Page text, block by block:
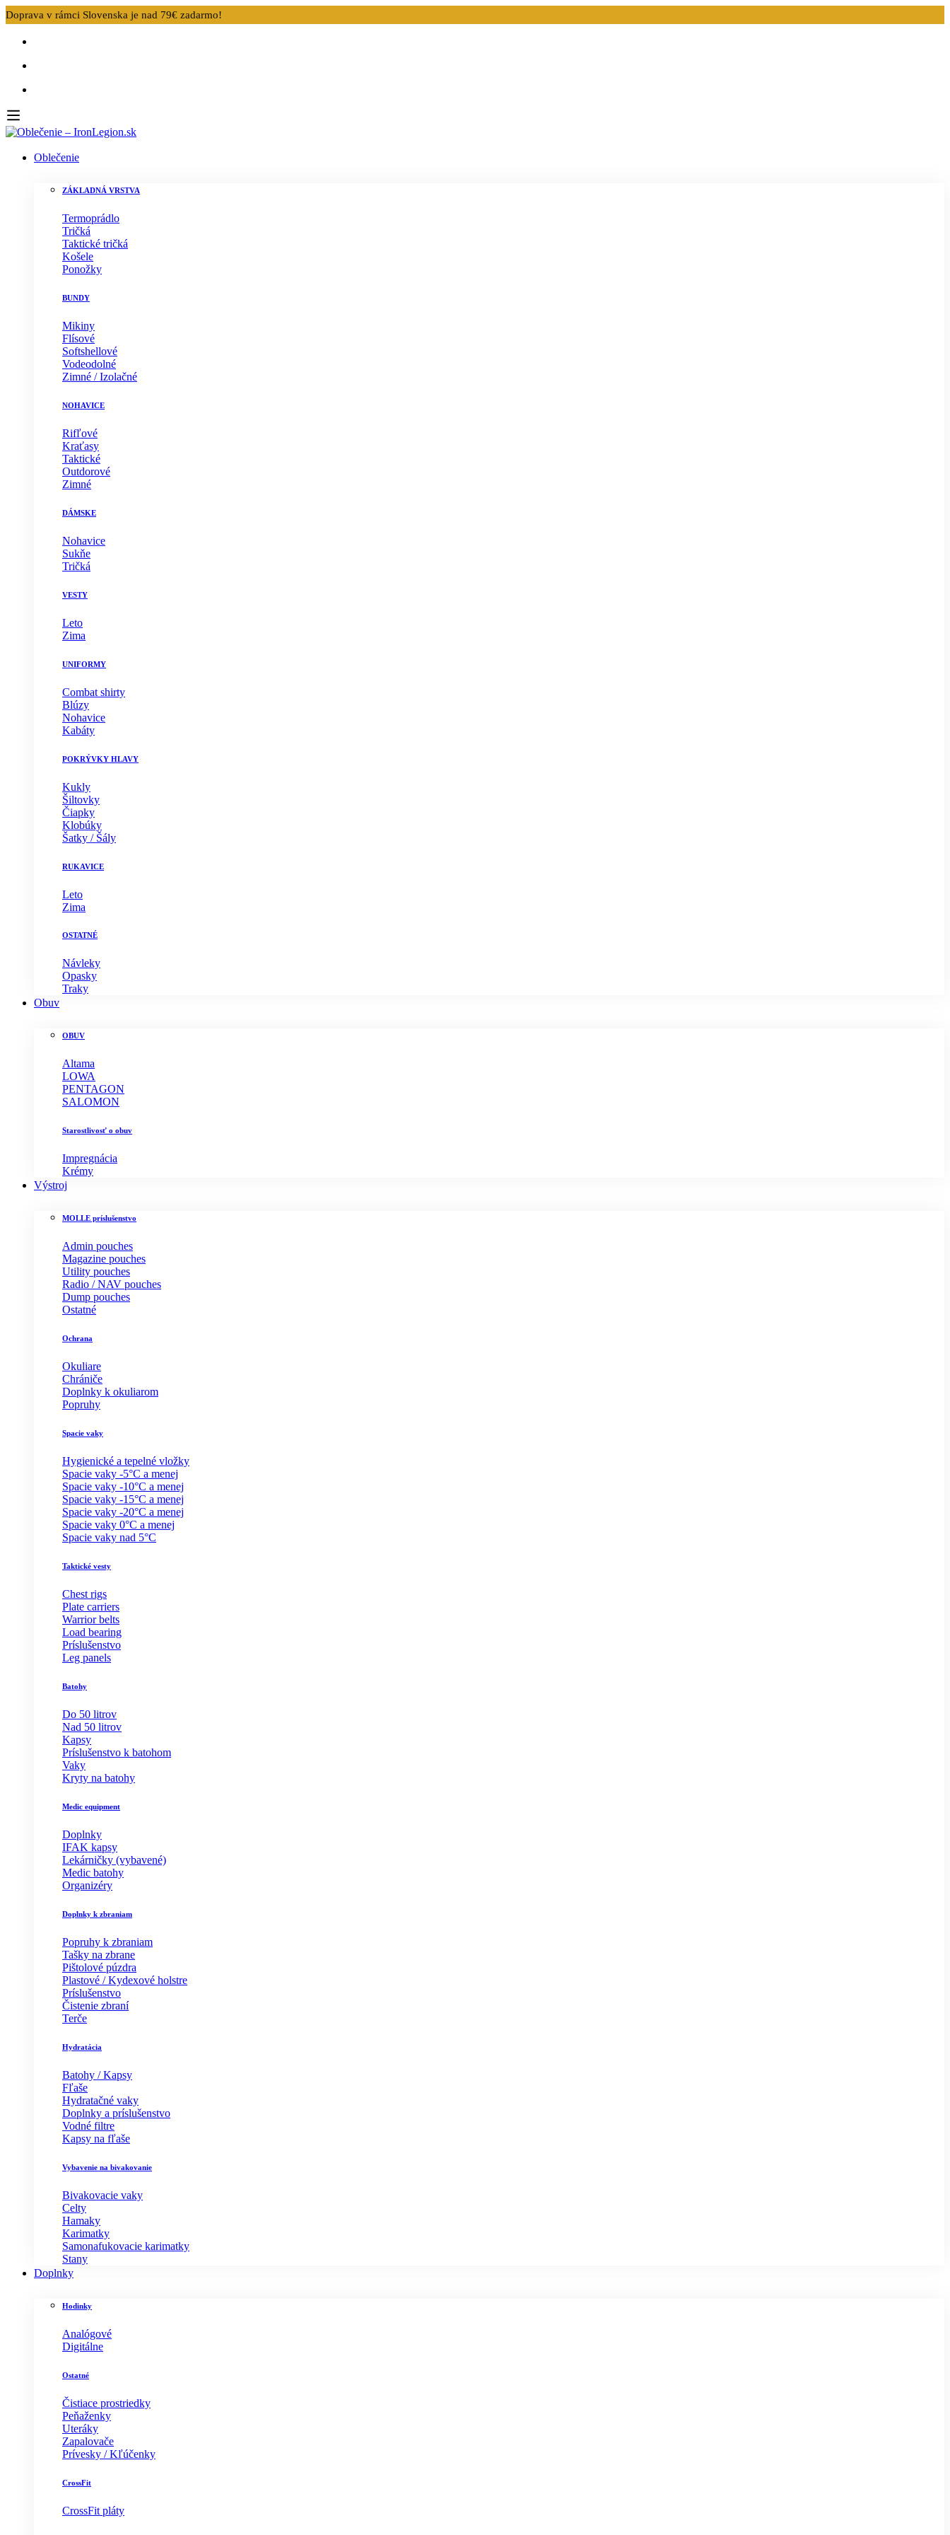
Doprava v rámci Slovenska je nad 79€ zadarmo!
Oblečenie
ZÁKLADNÁ VRSTVA
Termoprádlo
Tričká
Taktické tričká
Košele
Ponožky
BUNDY
Mikiny
Flísové
Softshellové
Vodeodolné
Zimné / Izolačné
NOHAVICE
Rifľové
Kraťasy
Taktické
Outdorové
Zimné
DÁMSKE
Nohavice
Sukňe
Tričká
VESTY
Leto
Zima
UNIFORMY
Combat shirty
Blúzy
Nohavice
Kabáty
POKRÝVKY HLAVY
Kukly
Šiltovky
Čiapky
Klobúky
Šatky / Šály
RUKAVICE
Leto
Zima
OSTATNÉ
Návleky
Opasky
Traky
Obuv
OBUV
Altama
LOWA
PENTAGON
SALOMON
Starostlivosť o obuv
Impregnácia
Krémy
Výstroj
MOLLE príslušenstvo
Admin pouches
Magazine pouches
Utility pouches
Radio / NAV pouches
Dump pouches
Ostatné
Ochrana
Okuliare
Chrániče
Doplnky k okuliarom
Popruhy
Spacie vaky
Hygienické a tepelné vložky
Spacie vaky -5°C a menej
Spacie vaky -10°C a menej
Spacie vaky -15°C a menej
Spacie vaky -20°C a menej
Spacie vaky 0°C a menej
Spacie vaky nad 5°C
Taktické vesty
Chest rigs
Plate carriers
Warrior belts
Load bearing
Príslušenstvo
Leg panels
Batohy
Do 50 litrov
Nad 50 litrov
Kapsy
Príslušenstvo k batohom
Vaky
Kryty na batohy
Medic equipment
Doplnky
IFAK kapsy
Lekárničky (vybavené)
Medic batohy
Organizéry
Doplnky k zbraniam
Popruhy k zbraniam
Tašky na zbrane
Pištolové púzdra
Plastové / Kydexové holstre
Príslušenstvo
Čistenie zbraní
Terče
Hydratácia
Batohy / Kapsy
Fľaše
Hydratačné vaky
Doplnky a príslušenstvo
Vodné filtre
Kapsy na fľaše
Vybavenie na bivakovanie
Bivakovacie vaky
Celty
Hamaky
Karimatky
Samonafukovacie karimatky
Stany
Doplnky
Hodinky
Analógové
Digitálne
Ostatné
Čistiace prostriedky
Peňaženky
Uteráky
Zapalovače
Prívesky / Kľúčenky
CrossFit
CrossFit pláty